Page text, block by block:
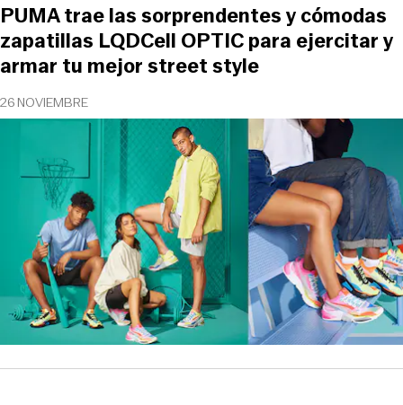
26 NOVIEMBRE
PUMA trae las sorprendentes y cómodas
zapatillas LQDCell OPTIC para ejercitar y
armar tu mejor street style